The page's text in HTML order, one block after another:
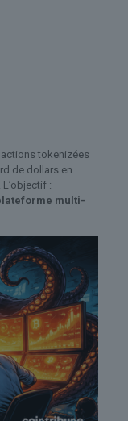
actions tokenizées
de dollars en
:
multi-